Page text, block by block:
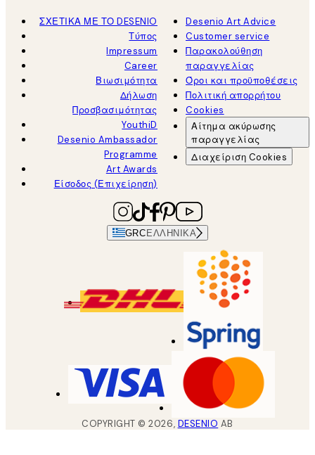
ΣΧΕΤΙΚΑ ΜΕ ΤΟ DESENIO
Τύπος
Impressum
Career
Βιωσιμότητα
Δήλωση
Προσβασιμότητας
YouthiD
Desenio Ambassador
Programme
Art Awards
Είσοδος (Επιχείρηση)
Desenio Art Advice
Customer service
Παρακολούθηση
παραγγελίας
Όροι και προϋποθέσεις
Πολιτική απορρήτου
Cookies
Αίτημα ακύρωσης
παραγγελίας
Διαχείριση Cookies
GRCΕΛΛΗΝΙΚΆ
COPYRIGHT ©2026, DESENIO AB